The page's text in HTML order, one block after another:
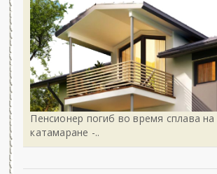
Пенсионер погиб во время сплава на
катамаране -..